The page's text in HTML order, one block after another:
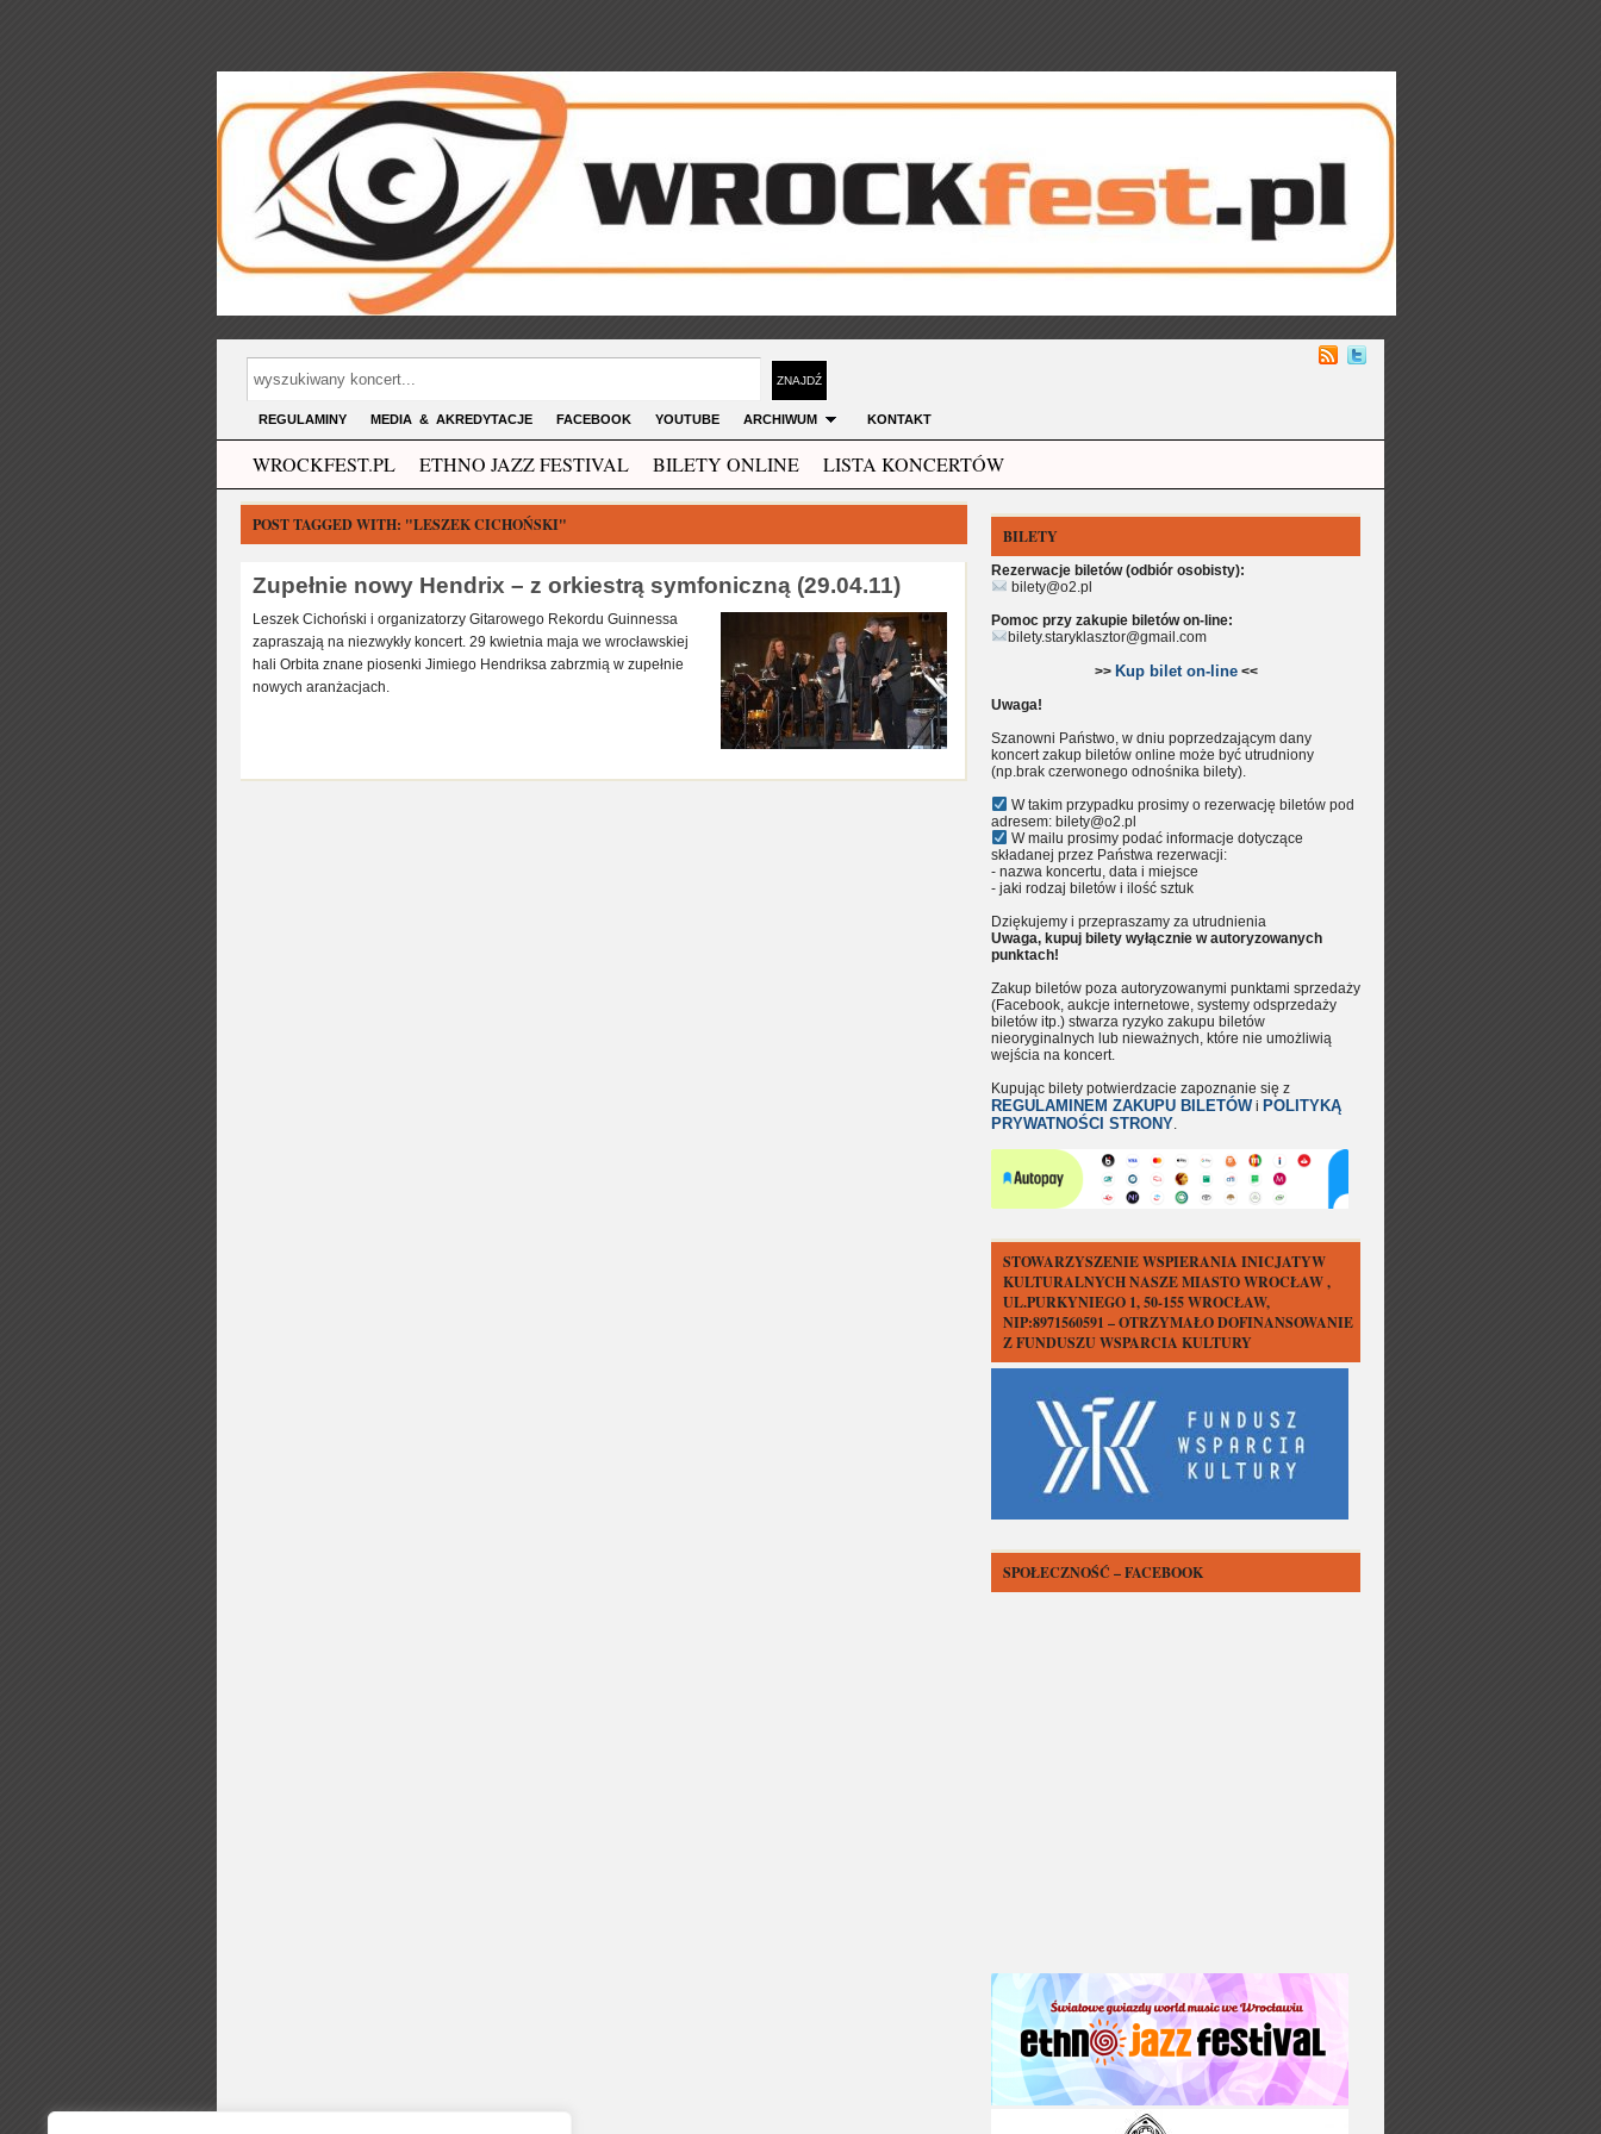
REGULAMINY MEDIA & AKREDYTACJE FACEBOOK YOUTUBE ARCHIWUM KONTAKT
WROCKFEST.PL ETHNO JAZZ FESTIVAL BILETY ONLINE LISTA KONCERTÓW
BILETY
Rezerwacje biletów (odbiór osobisty):
bilety@o2.pl
Pomoc przy zakupie biletów on-line:
bilety.staryklasztor@gmail.com
>> Kup bilet on-line<<
Uwaga!
Szanowni Państwo, w dniu poprzedzającym dany
koncert zakup biletów online może być utrudniony
(np.brak czerwonego odnośnika bilety).
W takim przypadku prosimy o rezerwację biletów pod
adresem: bilety@o2.pl
W mailu prosimy podać informacje dotyczące
składanej przez Państwa rezerwacji:
- nazwa koncertu, data i miejsce
- jaki rodzaj biletów i ilość sztuk
Dziękujemy i przepraszamy za utrudnienia
Uwaga, kupuj bilety wyłącznie w autoryzowanych
punktach!
Zakup biletów poza autoryzowanymi punktami sprzedaży
(Facebook, aukcje internetowe, systemy odsprzedaży
biletów itp.) stwarza ryzyko zakupu biletów
nieoryginalnych lub nieważnych, które nie umożliwią
wejścia na koncert.
Kupując bilety potwierdzacie zapoznanie się z
REGULAMINEM ZAKUPU BILETÓW i POLITYKĄ
PRYWATNOŚCI STRONY.
STOWARZYSZENIE WSPIERANIA INICJATYW
KULTURALNYCH NASZE MIASTO WROCŁAW ,
UL.PURKYNIEGO 1, 50-155 WROCŁAW,
NIP:8971560591 – OTRZYMAŁO DOFINANSOWANIE
Z FUNDUSZU WSPARCIA KULTURY
SPOŁECZNOŚĆ – FACEBOOK
POST TAGGED WITH: "LESZEK CICHOŃSKI"
Zupełnie nowy Hendrix – z orkiestrą symfoniczną (29.04.11)
Leszek Cichoński i organizatorzy Gitarowego Rekordu Guinnessa
zapraszają na niezwykły koncert. 29 kwietnia maja we wrocławskiej
hali Orbita znane piosenki Jimiego Hendriksa zabrzmią w zupełnie
nowych aranżacjach.